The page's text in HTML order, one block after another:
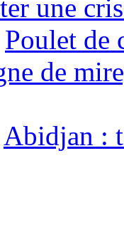
une
Poulet de
de
Abidjan :